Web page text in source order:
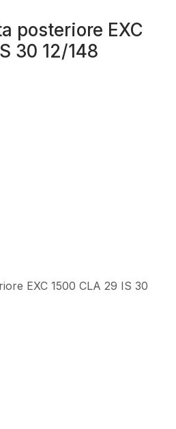
posteriore EXC
30 12/148
EXC 1500 CLA 29 IS 30